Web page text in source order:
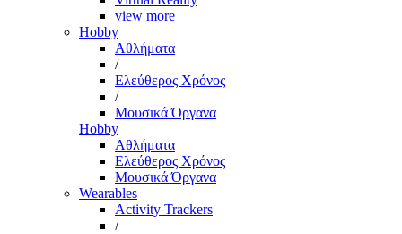
view more
Hobby
Αθλήματα
/
Ελεύθερος Χρόνος
/
Μουσικά Όργανα
Hobby
Αθλήματα
Ελεύθερος Χρόνος
Μουσικά Όργανα
Wearables
Activity Trackers
/